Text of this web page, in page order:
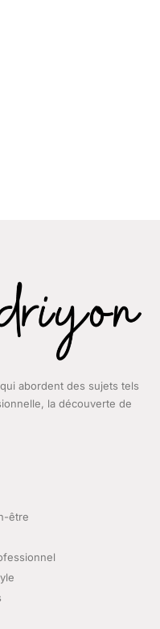
abordent des sujets tels
la découverte de
être